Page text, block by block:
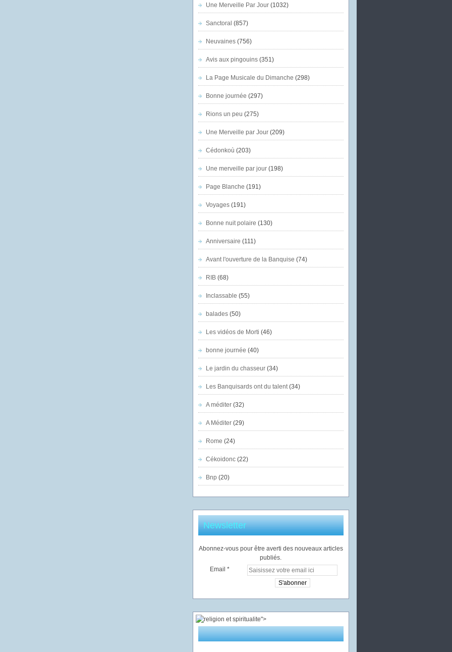
Une Merveille Par Jour(1032)
Sanctoral (857)
Neuvaines(756)
Avis aux pingouins(351)
La Page Musicale du Dimanche (298)
Bonne journée (297)
Rions un peu (275)
Une Merveille par Jour(209)
Cédonkoù (203)
Une merveille par jour(198)
Page Blanche (191)
Voyages(191)
Bonne nuit polaire (130)
Anniversaire (111)
Avant l'ouverture de la Banquise (74)
RIB(68)
Inclassable (55)
balades(50)
Les vidéos de Morti (46)
bonne journée (40)
Le jardin du chasseur(34)
Les Banquisards ont du talent(34)
A méditer(32)
A Méditer(29)
Rome (24)
Cékoidonc(22)
Bnp (20)
Newsletter
Abonnez-vous pour être averti des nouveaux articles
publiés.
Email
">